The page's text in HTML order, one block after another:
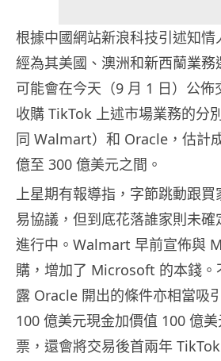
根據中國網站新浪科技引述知
經為其美國、澳洲和新西蘭業
可能會在今天（9 月 1 日）公佈
收購 TikTok 上述市場業務的分
同 Walmart）和 Oracle，估計
億至 300 億美元之間。
上星期有報導指，字節跳動跟
易協議，但到底花落誰家則未
進行中。Walmart 早前宣佈與
購，增加了 Microsoft 的本錢。
露 Oracle 開出的條件亦相當吸
100 億美元現金加價值 100 億
票，還會將交易後首兩年